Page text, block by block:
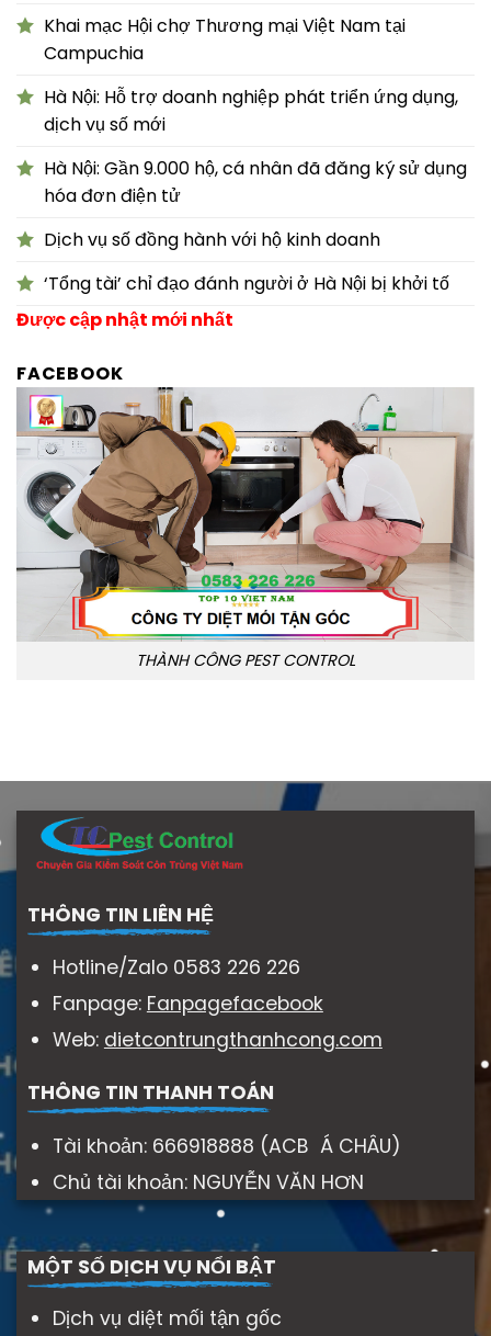
Khai mạc Hội chợ Thương mại Việt Nam tại
Campuchia
Hà Nội: Hỗ trợ doanh nghiệp phát triển ứng dụng,
dịch vụ số mới
Hà Nội: Gần 9.000 hộ, cá nhân đã đăng ký sử dụng
hóa đơn điện tử
Dịch vụ số đồng hành với hộ kinh doanh
‘Tổng tài’ chỉ đạo đánh người ở Hà Nội bị khởi tố
Được cập nhật mới nhất
FACEBOOK
THÀNH CÔNG PEST CONTROL
THÔNG TIN LIÊN HỆ
Hotline/Zalo 0583 226 226
Fanpage: Fanpagefacebook
Web: dietcontrungthanhcong.com
THÔNG TIN THANH TOÁN
Tài khoản: 666918888 (ACB Á CHÂU)
Chủ tài khoản: NGUYỄN VĂN HƠN
MỘT SỐ DỊCH VỤ NỔI BẬT
Dịch vụ diệt mối tận gốc